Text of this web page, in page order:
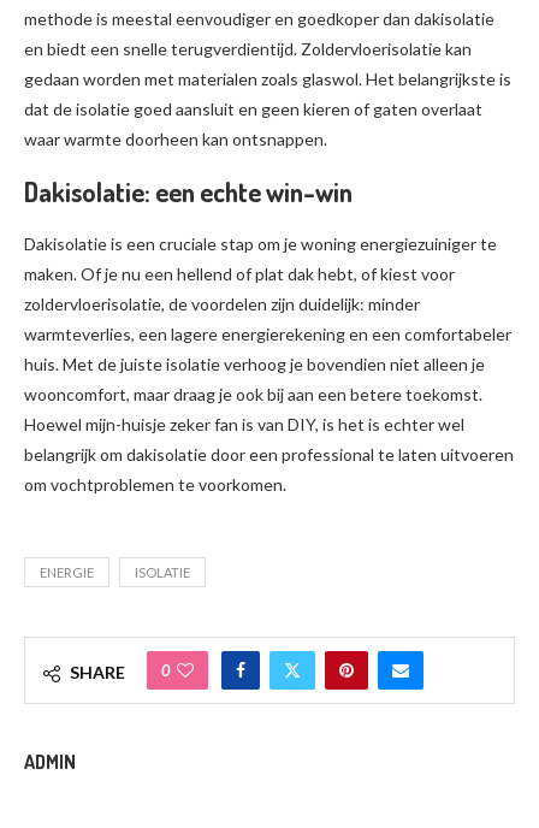
methode is meestal eenvoudiger en goedkoper dan dakisolatie
en biedt een snelle terugverdientijd. Zoldervloerisolatie kan
gedaan worden met materialen zoals glaswol. Het belangrijkste is
dat de isolatie goed aansluit en geen kieren of gaten overlaat
waar warmte doorheen kan ontsnappen.
Dakisolatie: een echte win-win
Dakisolatie is een cruciale stap om je woning energiezuiniger te
maken. Of je nu een hellend of plat dak hebt, of kiest voor
zoldervloerisolatie, de voordelen zijn duidelijk: minder
warmteverlies, een lagere energierekening en een comfortabeler
huis. Met de juiste isolatie verhoog je bovendien niet alleen je
wooncomfort, maar draag je ook bij aan een betere toekomst.
Hoewel mijn-huisje zeker fan is van DIY, is het is echter wel
belangrijk om dakisolatie door een professional te laten uitvoeren
om vochtproblemen te voorkomen.
ENERGIE ISOLATIE
SHARE 0
ADMIN